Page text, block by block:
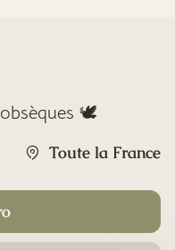
obsèques 🕊️
Toute la France